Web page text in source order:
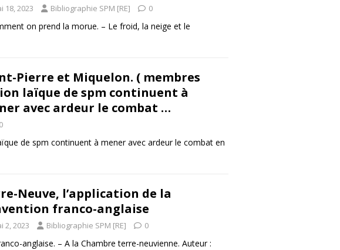
18, 2023 Bibliographie SPM [RE] 0
on prend la morue. – Le froid, la neige et le
Pierre et Miquelon. ( membres
laïque de spm continuent à
avec ardeur le combat …
0
de spm continuent à mener avec ardeur le combat en
Neuve, l’application de la
franco-anglaise
2, 2023 Bibliographie SPM [RE] 0
anglaise. – A la Chambre terre-neuvienne. Auteur :